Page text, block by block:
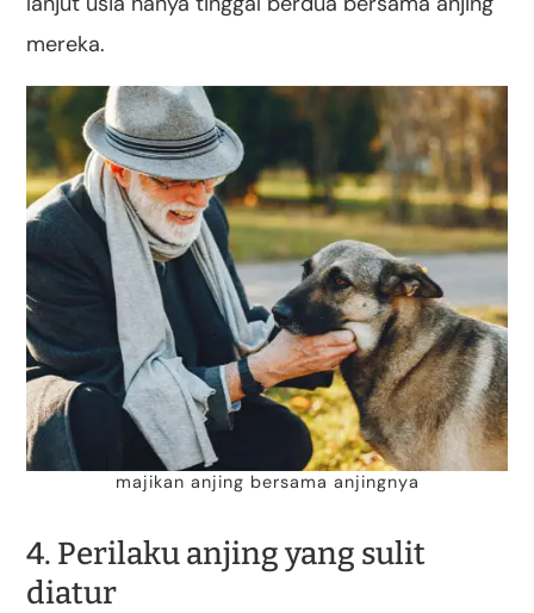
mereka.
majikan anjing bersama anjingnya
4. Perilaku anjing yang sulit
diatur